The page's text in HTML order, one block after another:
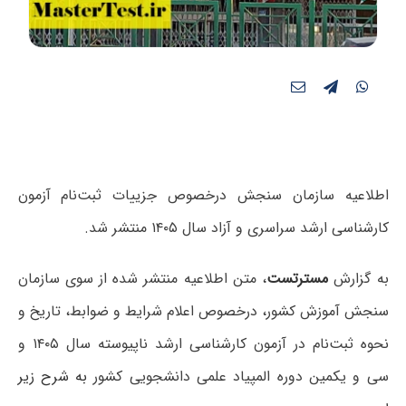
اطلاعیه سازمان سنجش درخصوص جزییات ثبت‌نام آزمون
کارشناسی ارشد سراسری و آزاد سال ۱۴۰۵ منتشر شد.
به گزارش مسترتست، متن اطلاعیه منتشر شده از سوی سازمان
سنجش آموزش کشور، درخصوص اعلام شرایط و ضوابط، تاریخ و
نحوه ثبت‌نام در آزمون کارشناسی ارشد ناپیوسته سال ۱۴۰۵ و
سی و یکمین دوره المپیاد علمی دانشجویی کشور به شرح زیر